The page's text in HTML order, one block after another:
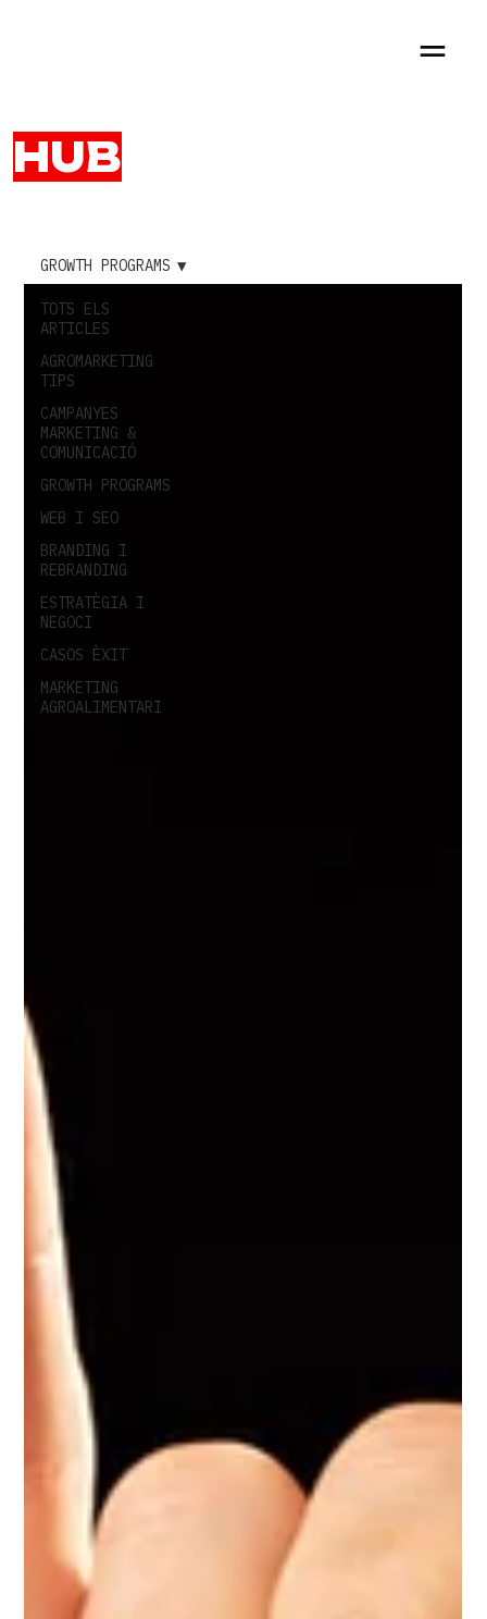
HUB
TOTS ELS
ARTICLES
AGROMARKETING
TIPS
CAMPANYES
MARKETING &
COMUNICACIÓ
GROWTH PROGRAMS
WEB I SEO
BRANDING I
REBRANDING
ESTRATÈGIA I
NEGOCI
CASOS ÈXIT
MARKETING
AGROALIMENTARI
GROWTH PROGRAMS